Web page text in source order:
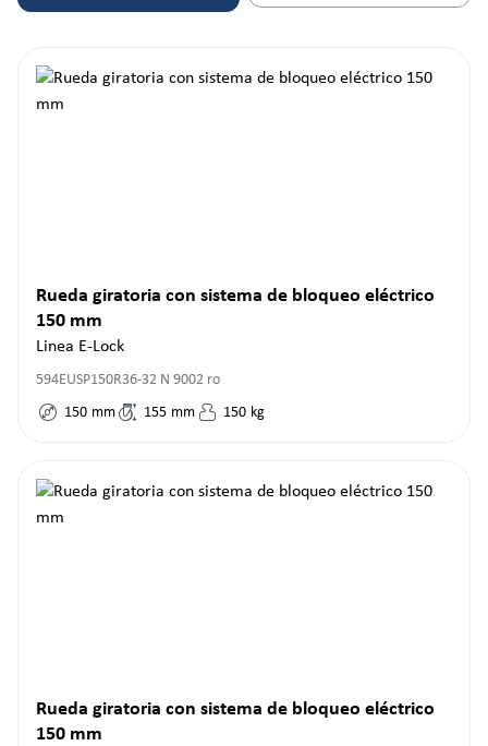
Rueda giratoria con sistema de bloqueo eléctrico
150 mm
Linea E-Lock
594EUSP150R36-32 N 9002 ro
150 mm 155 mm 150 kg
Rueda giratoria con sistema de bloqueo eléctrico
150 mm